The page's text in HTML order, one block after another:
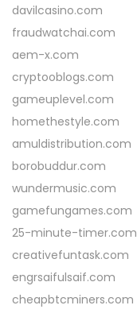
davilcasino.com
fraudwatchai.com
aem-x.com
cryptooblogs.com
gameuplevel.com
homethestyle.com
amuldistribution.com
borobuddur.com
wundermusic.com
gamefungames.com
25-minute-timer.com
creativefuntask.com
engrsaifulsaif.com
cheapbtcminers.com